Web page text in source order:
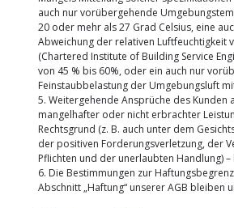
auch nur vorübergehende
20 oder mehr als 27 Grad Celsius, eine
Abweichung der relativen Luftfeuchtigkeit
(Chartered Institute of Building Service
von 45 % bis 60%, oder ein auch nur
Feinstaubbelastung der Umgebungsluft
5. Weitergehende Ansprüche des Kunden
mangelhafter oder nicht erbrachter
Rechtsgrund (z. B. auch unter dem
der positiven Forderungsverletzung, der
Pflichten und der unerlaubten Handlung) –
6. Die Bestimmungen zur
Abschnitt „Haftung“ unserer AGB bleiben